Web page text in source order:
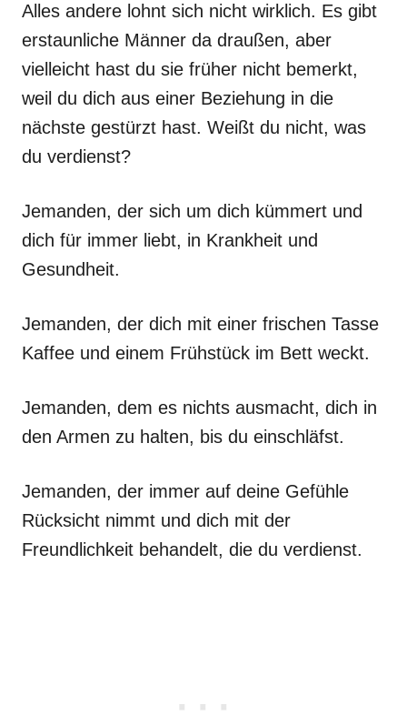
Alles andere lohnt sich nicht wirklich. Es gibt
erstaunliche Männer da draußen, aber
vielleicht hast du sie früher nicht bemerkt,
weil du dich aus einer Beziehung in die
nächste gestürzt hast. Weißt du nicht, was
du verdienst?
Jemanden, der sich um dich kümmert und
dich für immer liebt, in Krankheit und
Gesundheit.
Jemanden, der dich mit einer frischen Tasse
Kaffee und einem Frühstück im Bett weckt.
Jemanden, dem es nichts ausmacht, dich in
den Armen zu halten, bis du einschläfst.
Jemanden, der immer auf deine Gefühle
Rücksicht nimmt und dich mit der
Freundlichkeit behandelt, die du verdienst.